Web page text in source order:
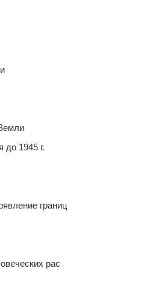
до 1945 г.
границ
рас